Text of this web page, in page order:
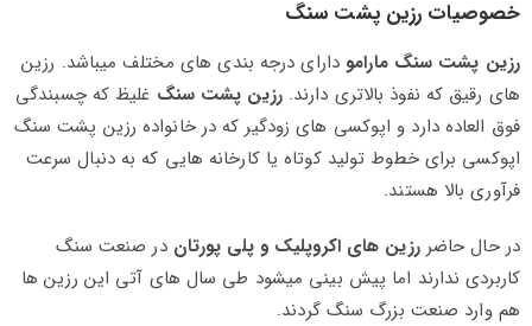
خصوصیات رزین پشت سنگ
رزین پشت سنگ مارامو دارای درجه بندی های مختلف میباشد. رزین
های رقیق که نفوذ بالاتری دارند.رزین پشت سنگ غلیظ که چسبندگی
فوق العاده دارد و اپوکسی های زودگیر که در خانواده رزین پشت سنگ
اپوکسی برای خطوط تولید کوتاه یا کارخانه هایی که به دنبال سرعت
فرآوری بالا هستند.
در حال حاضررزین های اکروپلیک و پلی پورتان در صنعت سنگ
کاربردی ندارند اما پیش بینی میشود طی سال های آتی این رزین ها
هم وارد صنعت بزرگ سنگ گردند.